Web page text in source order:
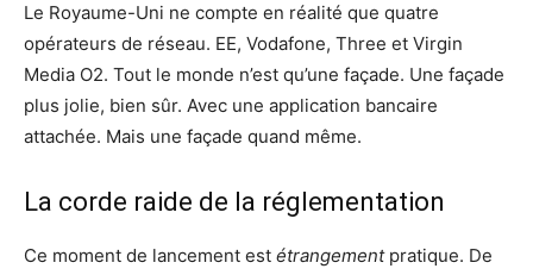
Le Royaume-Uni ne compte en réalité que quatre
opérateurs de réseau. EE, Vodafone, Three et Virgin
Media O2. Tout le monde n’est qu’une façade. Une façade
plus jolie, bien sûr. Avec une application bancaire
attachée. Mais une façade quand même.
La corde raide de la réglementation
Ce moment de lancement est étrangementpratique. De